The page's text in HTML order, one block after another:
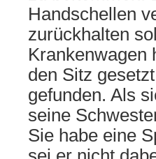
Handschellen
zurückhalten
Krankenwagen
den Sitz
gefunden. Als
seine
Sie habe eine